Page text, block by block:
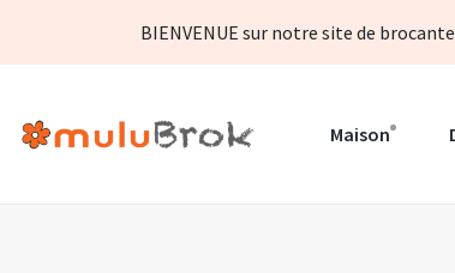
BIENVENUE sur notre site de
Maison